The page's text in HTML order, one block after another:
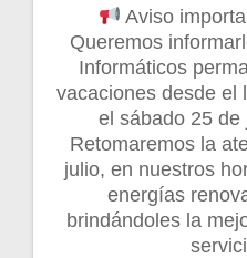
Aviso
Queremos
Informáticos
vacaciones desde el
el sábado 25 de
Retomaremos la
julio, en nuestros
energías
brindándoles la